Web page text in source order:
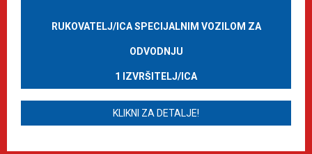
RUKOVATELJ/ICA SPECIJALNIM VOZILOM ZA
ODVODNJU
1 IZVRŠITELJ/ICA
KLIKNI ZA DETALJE!